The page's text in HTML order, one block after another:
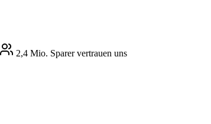
2,4 Mio. Sparer vertrauen uns